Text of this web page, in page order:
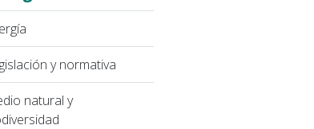
y normativa
natural y